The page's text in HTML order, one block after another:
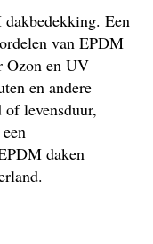
Een
van EPDM
Ozon en UV
en andere
levensduur,
daken